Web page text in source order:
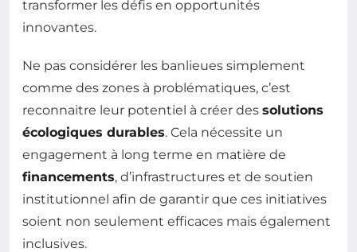
transformer les défis en opportunités
innovantes.
Ne pas considérer les banlieues simplement
comme des zones à problématiques, c’est
reconnaitre leur potentiel à créer des solutions
écologiques durables. Cela nécessite un
engagement à long terme en matière de
financements, d’infrastructures et de soutien
institutionnel afin de garantir que ces initiatives
soient non seulement efficaces mais également
inclusives.